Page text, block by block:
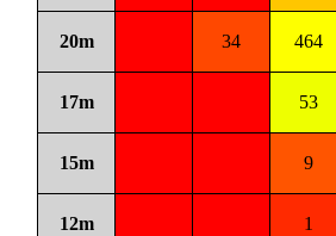
20m 34 464
17m 53
15m 9
12m 1